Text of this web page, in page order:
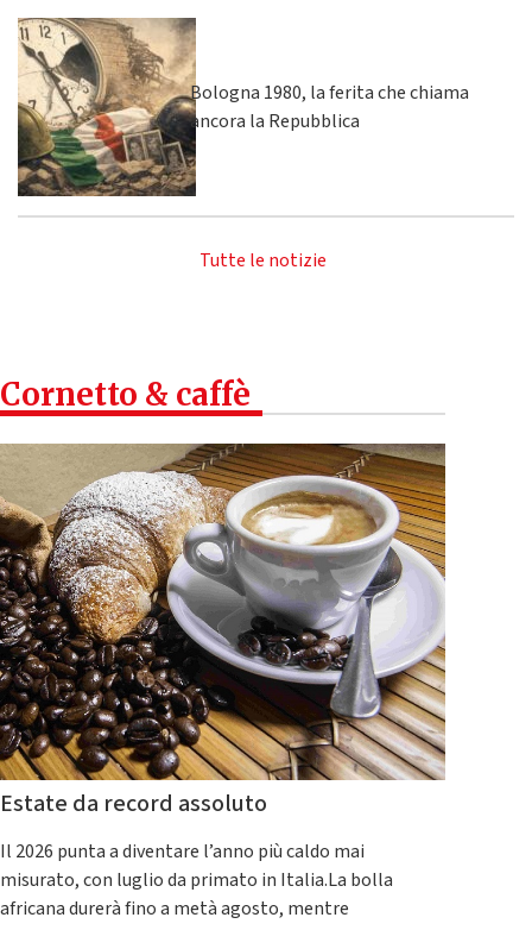
Bologna 1980, la ferita che chiama
ancora la Repubblica
Tutte le notizie
Cornetto & caffè
Estate da record assoluto
Il 2026 punta a diventare l’anno più caldo mai
misurato, con luglio da primato in Italia.La bolla
africana durerà fino a metà agosto, mentre